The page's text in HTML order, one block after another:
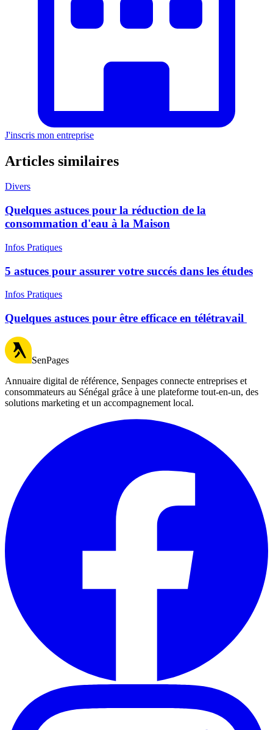
J'inscris mon entreprise
Articles similaires
Divers
Quelques astuces pour la réduction de la
consommation d'eau à la Maison
Infos Pratiques
5 astuces pour assurer votre succés dans les études
Infos Pratiques
Quelques astuces pour être efficace en télétravail ​
SenPages
Annuaire digital de référence, Senpages connecte entreprises et
consommateurs au Sénégal grâce à une plateforme tout-en-un, des
solutions marketing et un accompagnement local.